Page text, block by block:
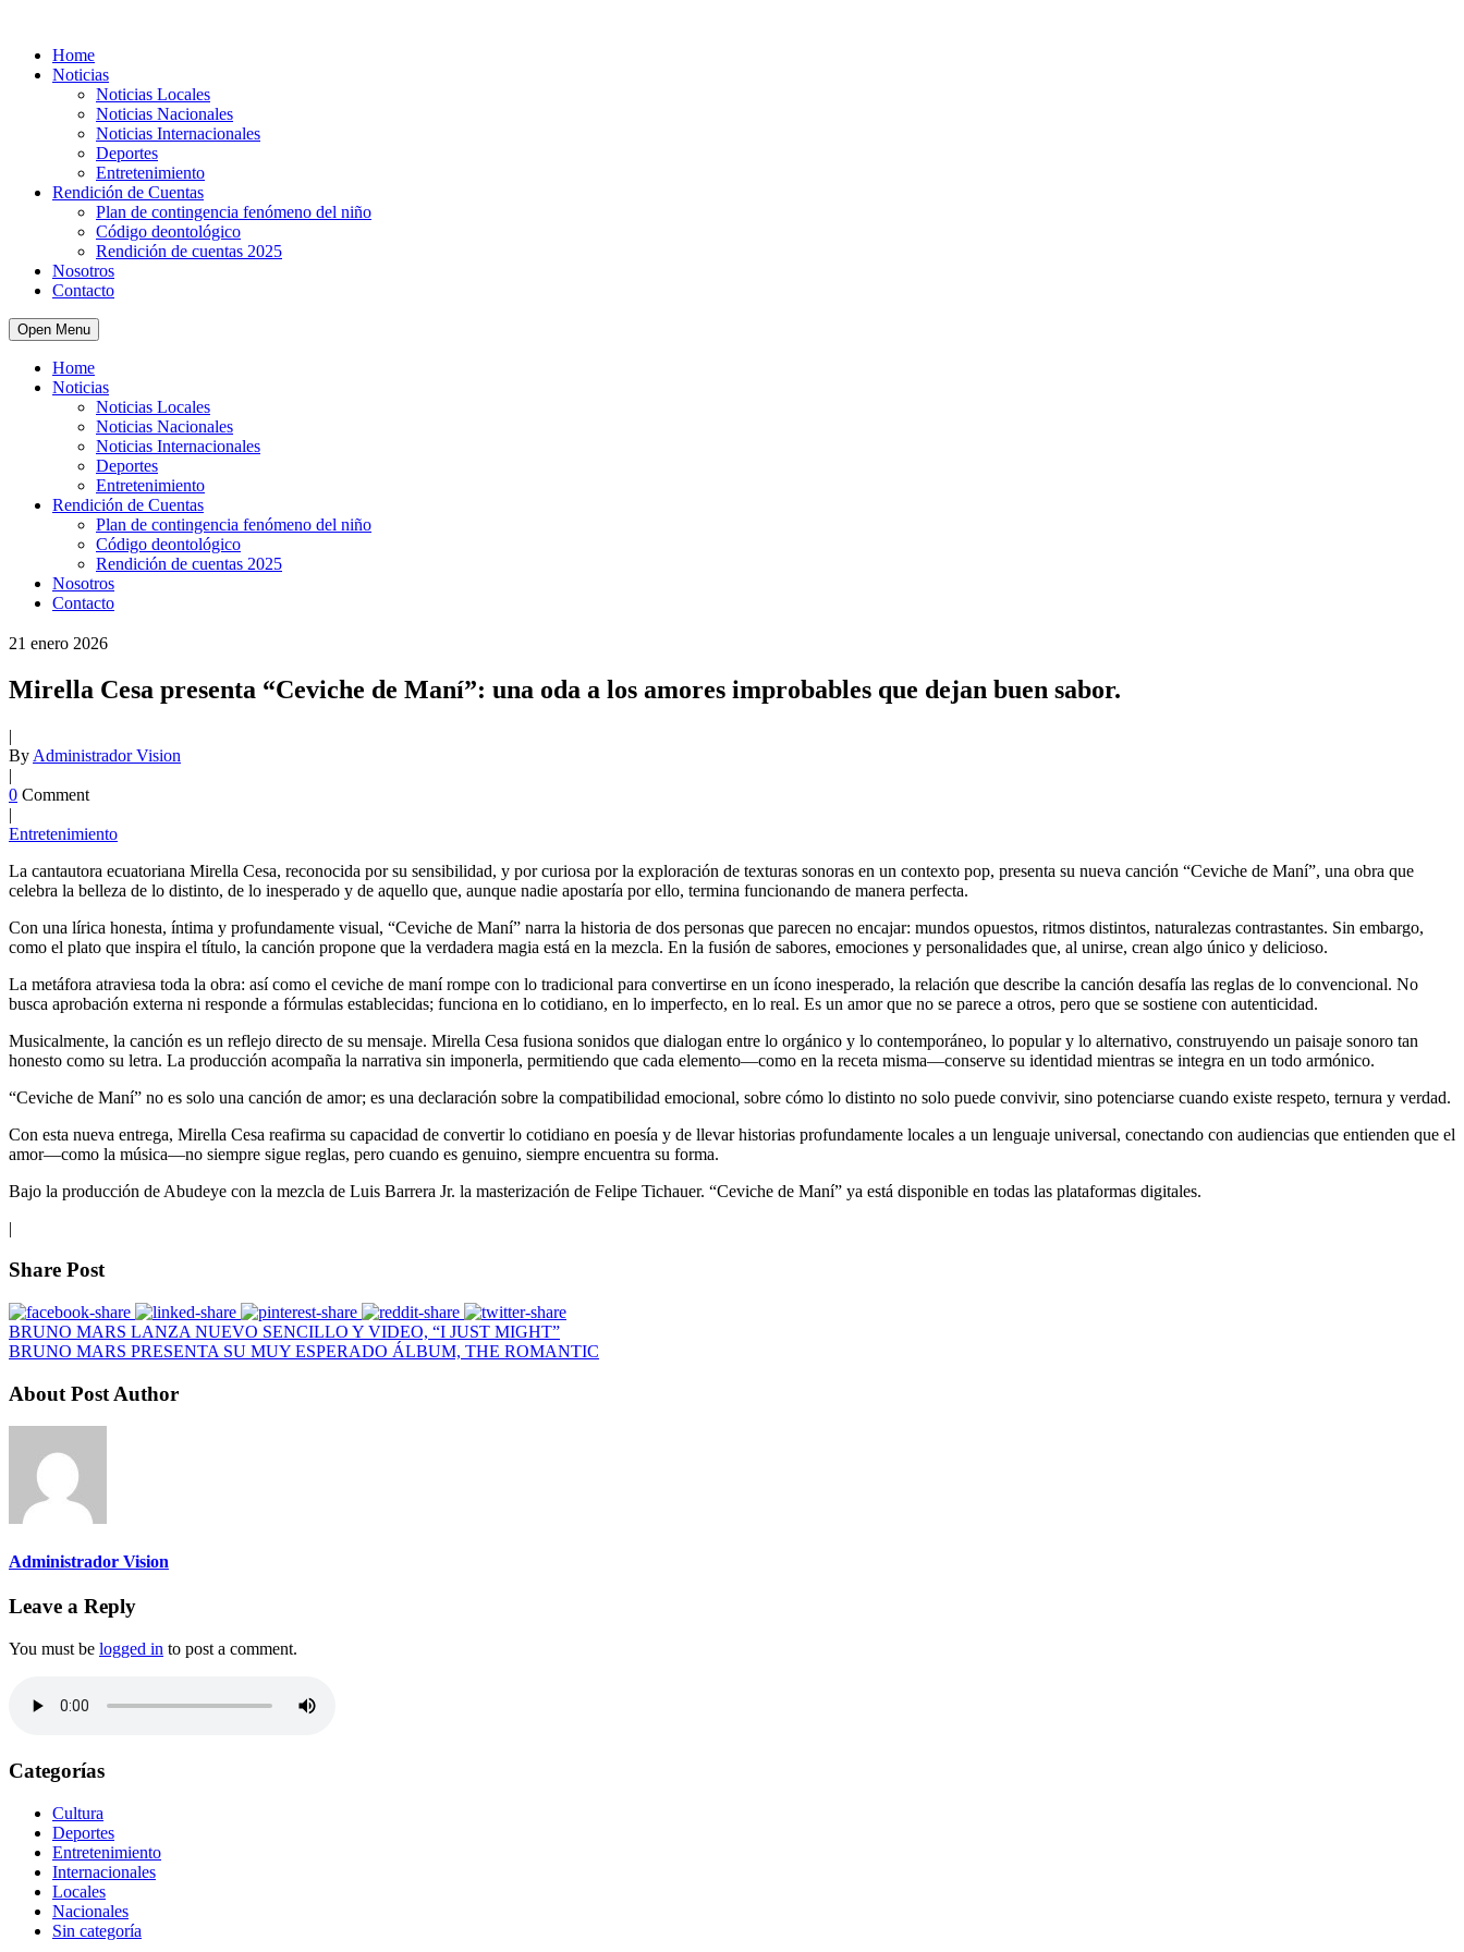
Home
Noticias
Noticias Locales
Noticias Nacionales
Noticias Internacionales
Deportes
Entretenimiento
Rendición de Cuentas
Plan de contingencia fenómeno del niño
Código deontológico
Rendición de cuentas 2025
Nosotros
Contacto
Open Menu
Home
Noticias
Noticias Locales
Noticias Nacionales
Noticias Internacionales
Deportes
Entretenimiento
Rendición de Cuentas
Plan de contingencia fenómeno del niño
Código deontológico
Rendición de cuentas 2025
Nosotros
Contacto
21 enero 2026
Mirella Cesa presenta “Ceviche de Maní”: una oda a los amores improbables que dejan buen sabor.
|
By Administrador Vision
|
0 Comment
|
Entretenimiento
La cantautora ecuatoriana Mirella Cesa, reconocida por su sensibilidad, y por curiosa por la exploración de texturas sonoras en un contexto pop, presenta su nueva canción “Ceviche de Maní”, una obra que
celebra la belleza de lo distinto, de lo inesperado y de aquello que, aunque nadie apostaría por ello, termina funcionando de manera perfecta.
Con una lírica honesta, íntima y profundamente visual, “Ceviche de Maní” narra la historia de dos personas que parecen no encajar: mundos opuestos, ritmos distintos, naturalezas contrastantes. Sin embargo,
como el plato que inspira el título, la canción propone que la verdadera magia está en la mezcla. En la fusión de sabores, emociones y personalidades que, al unirse, crean algo único y delicioso.
La metáfora atraviesa toda la obra: así como el ceviche de maní rompe con lo tradicional para convertirse en un ícono inesperado, la relación que describe la canción desafía las reglas de lo convencional. No
busca aprobación externa ni responde a fórmulas establecidas; funciona en lo cotidiano, en lo imperfecto, en lo real. Es un amor que no se parece a otros, pero que se sostiene con autenticidad.
Musicalmente, la canción es un reflejo directo de su mensaje. Mirella Cesa fusiona sonidos que dialogan entre lo orgánico y lo contemporáneo, lo popular y lo alternativo, construyendo un paisaje sonoro tan
honesto como su letra. La producción acompaña la narrativa sin imponerla, permitiendo que cada elemento—como en la receta misma—conserve su identidad mientras se integra en un todo armónico.
“Ceviche de Maní” no es solo una canción de amor; es una declaración sobre la compatibilidad emocional, sobre cómo lo distinto no solo puede convivir, sino potenciarse cuando existe respeto, ternura y verdad.
Con esta nueva entrega, Mirella Cesa reafirma su capacidad de convertir lo cotidiano en poesía y de llevar historias profundamente locales a un lenguaje universal, conectando con audiencias que entienden que el
amor—como la música—no siempre sigue reglas, pero cuando es genuino, siempre encuentra su forma.
Bajo la producción de Abudeye con la mezcla de Luis Barrera Jr. la masterización de Felipe Tichauer. “Ceviche de Maní” ya está disponible en todas las plataformas digitales.
|
Share Post
BRUNO MARS LANZA NUEVO SENCILLO Y VIDEO, “I JUST MIGHT”
BRUNO MARS PRESENTA SU MUY ESPERADO ÁLBUM, THE ROMANTIC
About Post Author
Administrador Vision
Leave a Reply
You must be logged in to post a comment.
Categorías
Cultura
Deportes
Entretenimiento
Internacionales
Locales
Nacionales
Sin categoría